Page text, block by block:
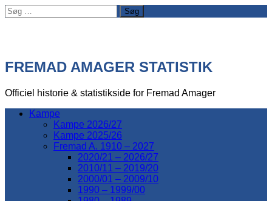
Søg
efter:
FREMAD AMAGER STATISTIK
Officiel historie & statistikside for Fremad Amager
Kampe
Kampe 2026/27
Kampe 2025/26
Fremad A. 1910 – 2027
2020/21 – 2026/27
2010/11 – 2019/20
2000/01 – 2009/10
1990 – 1999/00